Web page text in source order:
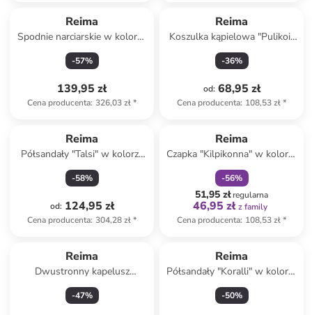
Reima
Spodnie narciarskie w kolorze
turkusowym
-57%
139,95 zł
Cena producenta: 326,03 zł*
Reima
Koszulka kąpielowa "Pulikoi"
w kolorze pomarańczowym
-36%
od: 68,95 zł
Cena producenta: 108,53 zł*
Reima
Półsandały "Talsi" w kolorze
czerwonym
-58%
od: 124,95 zł
Cena producenta: 304,28 zł*
Reima
Czapka "Kilpikonna" w kolorze
granatowym z osłoną karku
-56%
51,95 złregularna
46,95 zł z family
Cena producenta: 108,53 zł*
Reima
Dwustronny kapelusz
przeciwsłoneczny "Moomin" w
kolorze niebieskim
-47%
Reima
Półsandały "Koralli" w kolorze
czarno-żółtym
-50%